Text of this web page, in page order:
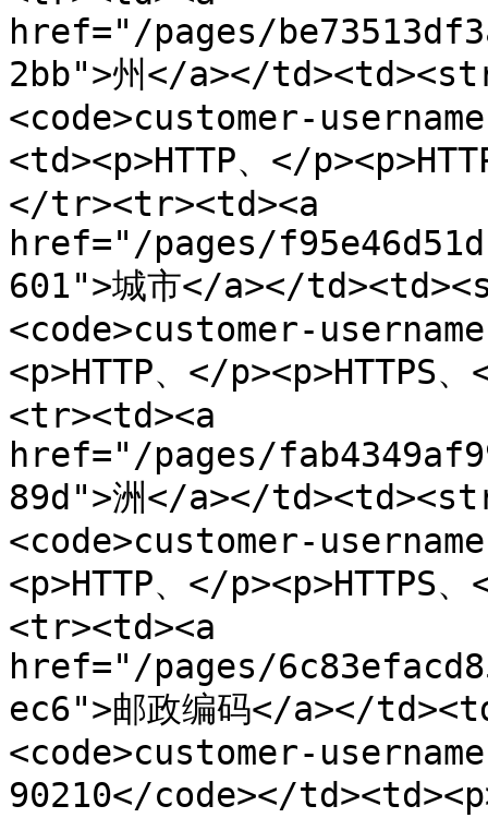
href="/pages/
2bb">州</a></
<code>customer-
<td><p>HTTP、</
</tr><tr><td><a
href="/pages/
601">城市</a></
<code>customer-
<p>HTTP、</p><p>HTTPS
<tr><td><a
href="/pages/
89d">洲</a></
<code>customer-
<p>HTTP、</p><p>HTTPS
<tr><td><a
href="/pages/
ec6">邮政编码</a></
<code>customer-
90210</code></